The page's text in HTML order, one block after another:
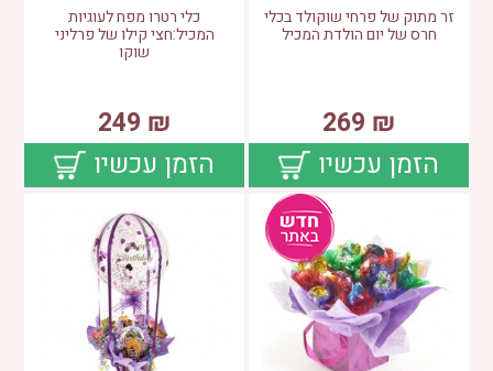
זר מתוק של פרחי שוקולד בכלי
חרס של יום הולדת המכיל
₪
269
הזמן עכשיו
כלי רטרו מפח לעוגיות
המכיל:חצי קילו של פרליני
שוקו
₪
249
הזמן עכשיו